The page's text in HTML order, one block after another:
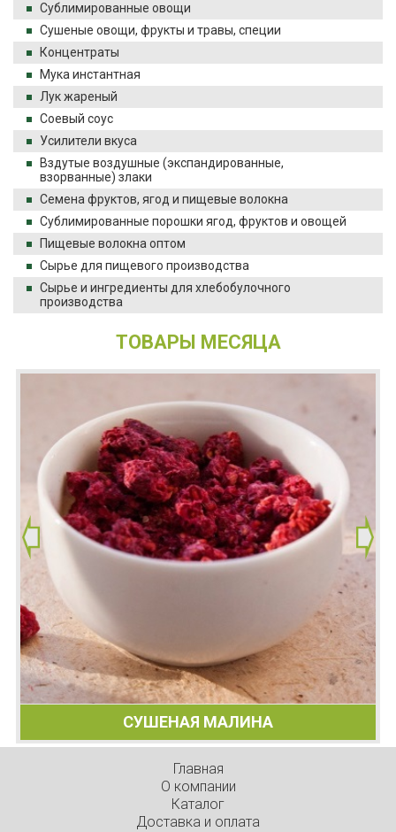
Сублимированные овощи
Сушеные овощи, фрукты и травы, специи
Концентраты
Мука инстантная
Лук жареный
Соевый соус
Усилители вкуса
Вздутые воздушные (экспандированные,
взорванные) злаки
Семена фруктов, ягод и пищевые волокна
Сублимированные порошки ягод, фруктов и овощей
Пищевые волокна оптом
Сырье для пищевого производства
Сырье и ингредиенты для хлебобулочного
производства
ТОВАРЫ МЕСЯЦА
СУШЕНАЯ МАЛИНА
Главная
О компании
Каталог
Доставка и оплата